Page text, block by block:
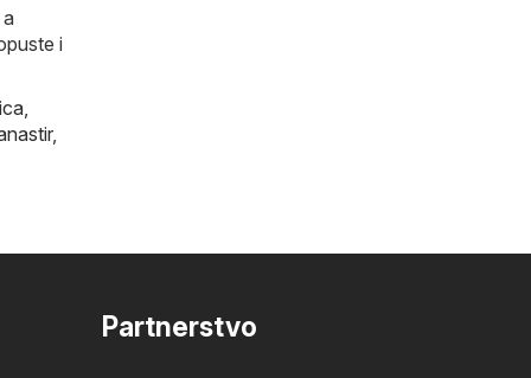
i
,
,
Partnerstvo